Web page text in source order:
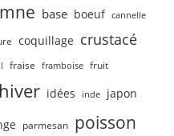
base boeuf cannelle
coquillage crustacé
fraise framboise fruit
hiver idées inde japon
parmesan poisson